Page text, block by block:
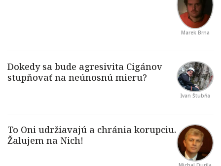
Marek Brna
Ivan Štubňa